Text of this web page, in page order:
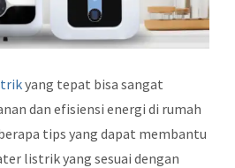
yang tepat bisa sangat
dan efisiensi energi di rumah
tips yang dapat membantu
listrik yang sesuai dengan